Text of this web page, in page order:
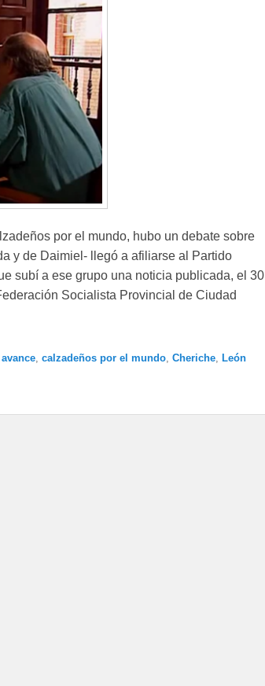
por el mundo, hubo un debate sobre
y de Daimiel- llegó a afiliarse al Partido
subí a ese grupo una noticia publicada, el 30
Socialista Provincial de Ciudad
avance calzadeños por el mundo Cheriche León